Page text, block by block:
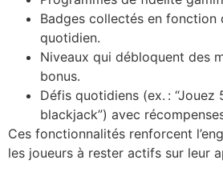
Badges collectés en fonction
quotidien.
Niveaux qui débloquent des
bonus.
Défis quotidiens (ex. : “Jouez
blackjack”) avec
Ces fonctionnalités renforcent
les joueurs à rester actifs sur leur